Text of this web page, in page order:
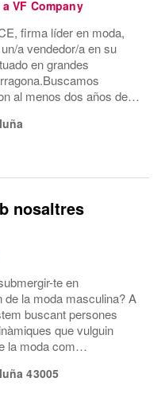
VF Company
firma líder en moda,
a vendedor/a en su
en grandes
al menos dos años de
recepción de
nosaltres
te en
de la moda masculina? A
buscant persones
que vulguin
la moda com
ansiós/a per inspirar els
43005